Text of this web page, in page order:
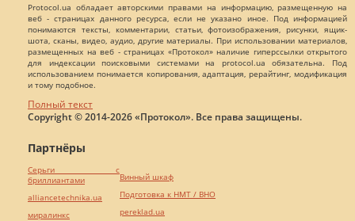
Protocol.ua обладает авторскими правами на информацию, размещенную на
веб - страницах данного ресурса, если не указано иное. Под информацией
понимаются тексты, комментарии, статьи, фотоизображения, рисунки, ящик-
шота, сканы, видео, аудио, другие материалы. При использовании материалов,
размещенных на веб - страницах «Протокол» наличие гиперссылки открытого
для индексации поисковыми системами на protocol.ua обязательна. Под
использованием понимается копирования, адаптация, рерайтинг, модификация
и тому подобное.
Полный текст
Copyright © 2014-2026 «Протокол». Все права защищены.
Партнёры
Серьги с
бриллиантами
alliancetechnika.ua
миралинкс
Винный шкаф
Подготовка к НМТ / ВНО
pereklad.ua